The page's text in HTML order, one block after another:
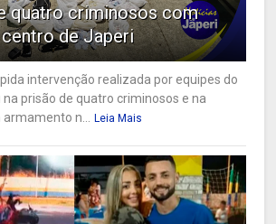
quatro criminosos com
de Japeri
intervenção realizada por equipes do
na prisão de quatro criminosos e na
n...
Leia Mais